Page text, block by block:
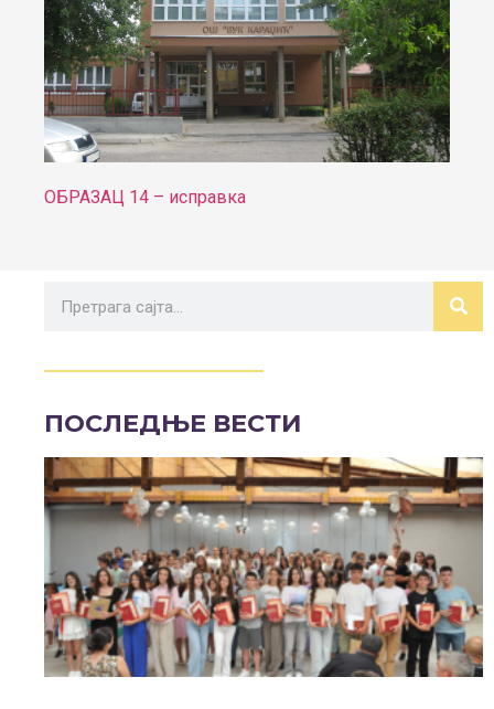
ОБРАЗАЦ 14 – исправка
ПОСЛЕДЊЕ ВЕСТИ